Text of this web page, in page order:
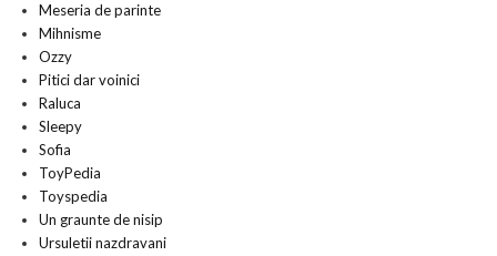
Meseria de parinte
Mihnisme
Ozzy
Pitici dar voinici
Raluca
Sleepy
Sofia
ToyPedia
Toyspedia
Un graunte de nisip
Ursuletii nazdravani